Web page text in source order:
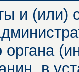
и (или)
органа